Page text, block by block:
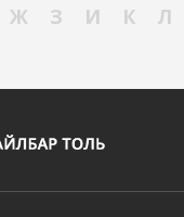
Ж З И К Л